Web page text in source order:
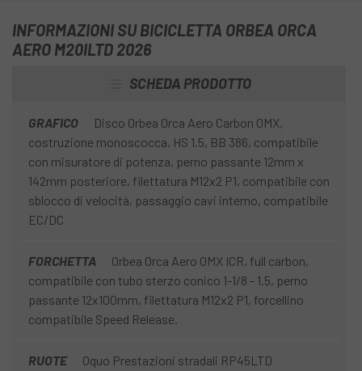
velocemente e dare il massimo.
INFORMAZIONI SU BICICLETTA ORBEA ORCA
AERO M20ILTD 2026
SCHEDA PRODOTTO
GRAFICO
Disco Orbea Orca Aero Carbon OMX,
costruzione monoscocca, HS 1.5, BB 386, compatibile
con misuratore di potenza, perno passante 12mm x
142mm posteriore, filettatura M12x2 P1, compatibile con
sblocco di velocità, passaggio cavi interno, compatibile
EC/DC
FORCHETTA
Orbea Orca Aero OMX ICR, full carbon,
compatibile con tubo sterzo conico 1-1/8 - 1.5, perno
passante 12x100mm, filettatura M12x2 P1, forcellino
compatibile Speed Release.
RUOTE Oquo Prestazioni stradali RP45LTD